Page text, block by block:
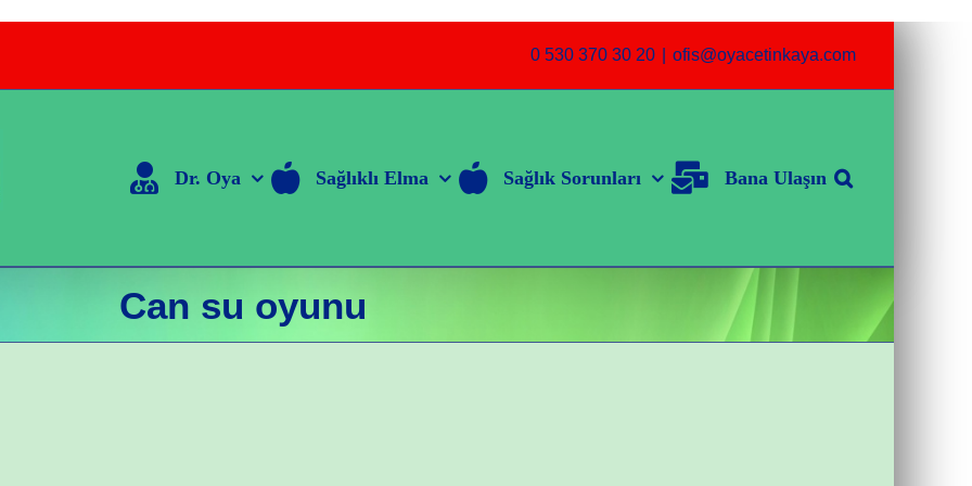
0 530 370 30 20 ofis@oyacetinkaya.com
Dr. Oya Sağlıklı Elma Sağlık Sorunları Bana Ulaşın
Can su oyunu